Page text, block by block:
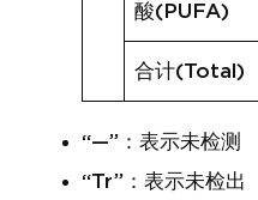
酸(PUFA)
合计(Total)
“—”：表示未检测
“Tr”：表示未检出